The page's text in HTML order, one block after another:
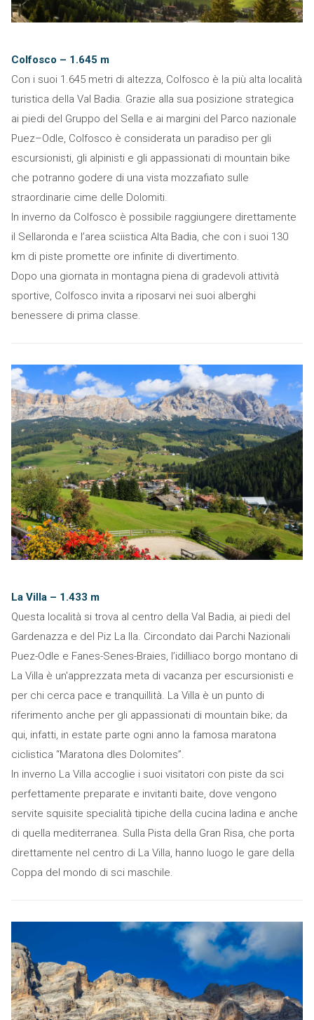
Colfosco – 1.645 m
Con i suoi 1.645 metri di altezza, Colfosco è la più alta località
turistica della Val Badia. Grazie alla sua posizione strategica
ai piedi del Gruppo del Sella e ai margini del Parco nazionale
Puez–Odle, Colfosco è considerata un paradiso per gli
escursionisti, gli alpinisti e gli appassionati di mountain bike
che potranno godere di una vista mozzafiato sulle
straordinarie cime delle Dolomiti.
In inverno da Colfosco è possibile raggiungere direttamente
il Sellaronda e l’area sciistica Alta Badia, che con i suoi 130
km di piste promette ore infinite di divertimento.
Dopo una giornata in montagna piena di gradevoli attività
sportive, Colfosco invita a riposarvi nei suoi alberghi
benessere di prima classe.
La Villa – 1.433 m
Questa località si trova al centro della Val Badia, ai piedi del
Gardenazza e del Piz La Ila. Circondato dai Parchi Nazionali
Puez-Odle e Fanes-Senes-Braies, l’idilliaco borgo montano di
La Villa è un'apprezzata meta di vacanza per escursionisti e
per chi cerca pace e tranquillità. La Villa è un punto di
riferimento anche per gli appassionati di mountain bike; da
qui, infatti, in estate parte ogni anno la famosa maratona
ciclistica “Maratona dles Dolomites”.
In inverno La Villa accoglie i suoi visitatori con piste da sci
perfettamente preparate e invitanti baite, dove vengono
servite squisite specialità tipiche della cucina ladina e anche
di quella mediterranea. Sulla Pista della Gran Risa, che porta
direttamente nel centro di La Villa, hanno luogo le gare della
Coppa del mondo di sci maschile.